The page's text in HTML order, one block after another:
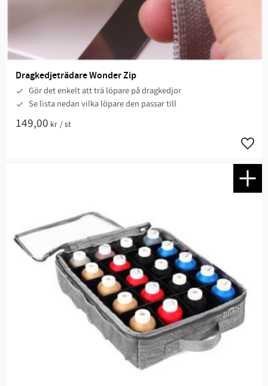
Dragkedjeträdare Wonder Zip
Gör det enkelt att trä löpare på dragkedjor
Se lista nedan vilka löpare den passar till
149,00 kr /st